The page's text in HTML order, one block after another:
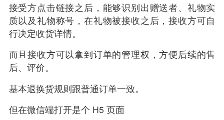
接受方点击链接之后，能够识别出赠送者、礼物实
质以及礼物称号，在礼物被接收之后，接收方可自
行决定收货详情。
而且接收方可以拿到订单的管理权，方便后续的售
后、评价。
基本退换货规则跟普通订单一致。
但在微信端打开是个 H5 页面